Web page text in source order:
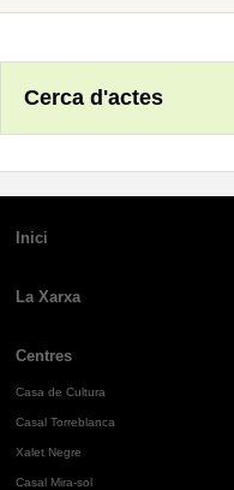
Cerca d'actes
Inici
La Xarxa
Centres
Casa de Cultura
Casal Torreblanca
Xalet Negre
Casal Mira-sol